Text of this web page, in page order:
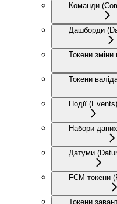
Команди
Дашборди
Токени
Токени
Події (Events)
Набори
Датуми
FCM-токени
Токени